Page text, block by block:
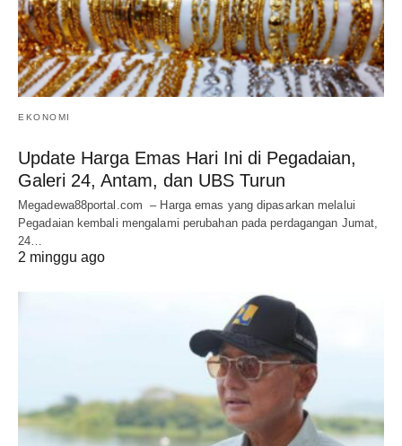
EKONOMI
Update Harga Emas Hari Ini di Pegadaian,
Galeri 24, Antam, dan UBS Turun
Megadewa88portal.com – Harga emas yang dipasarkan melalui
Pegadaian kembali mengalami perubahan pada perdagangan Jumat,
24…
2 minggu ago